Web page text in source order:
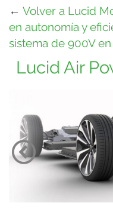
← Volver a Lucid
en autonomía y
sistema de 900V
Lucid Air